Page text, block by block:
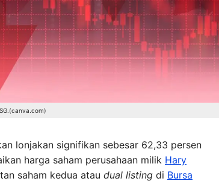
lonjakan signifikan sebesar 62,33 persen
harga saham perusahaan milik Hary
saham kedua atau dual listing di Bursa